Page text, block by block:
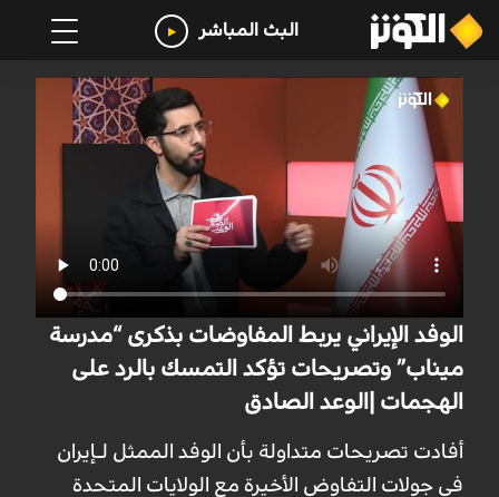
البث المباشر
الوفد الإيراني يربط المفاوضات بذكرى “مدرسة
ميناب” وتصريحات تؤكد التمسك بالرد على
الهجمات |الوعد الصادق
أفادت تصريحات متداولة بأن الوفد الممثل لـإيران
في جولات التفاوض الأخيرة مع الولايات المتحدة